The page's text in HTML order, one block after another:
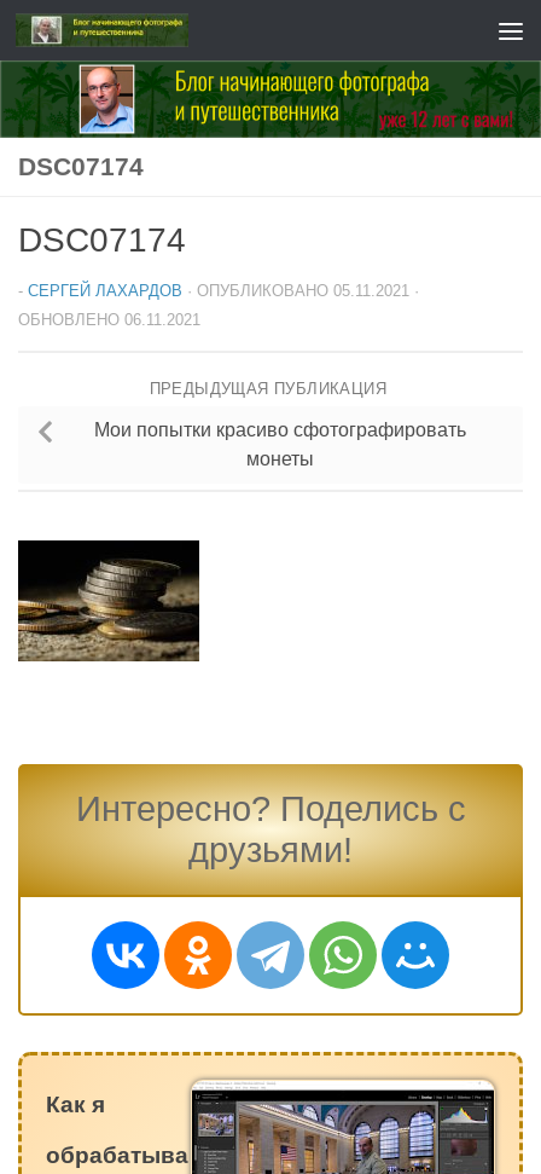
Перейти к содержимому
DSC07174
DSC07174
- СЕРГЕЙ ЛАХАРДОВ · ОПУБЛИКОВАНО 05.11.2021 ·
ОБНОВЛЕНО 06.11.2021
ПРЕДЫДУЩАЯ ПУБЛИКАЦИЯ
Мои попытки красиво сфотографировать
монеты
Интересно? Поделись с
друзьями!
Как я
обрабатыва